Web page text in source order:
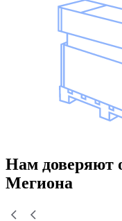
Нам доверяют
Мегиона